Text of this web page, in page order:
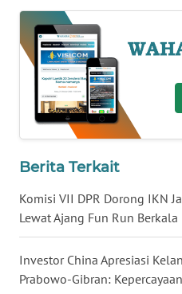
Berita Terkait
Komisi VII DPR Dorong IKN
Lewat Ajang Fun Run Berkala
Investor China Apresiasi
Prabowo-Gibran:
SULBAR
WN
BABEL
WN
SUMBAR
WN
WN
WN